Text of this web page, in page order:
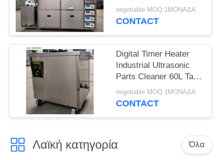
ελεγχόμενο υδραυλικό
ανυψωτικό PLC
negotiable MOQ:1ΜΟΝΑΔΑ
CONTACT
Digital Timer Heater
Industrial Ultrasonic
Parts Cleaner 60L Tank
with Basket
negotiable MOQ:1ΜΟΝΑΔΑ
CONTACT
Λαϊκή κατηγορία Όλα